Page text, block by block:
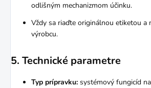
odlišným mechanizmom účinku.
Vždy sa riaďte originálnou etiketou a
výrobcu.
5. Technické parametre
Typ prípravku: systémový fungicíd